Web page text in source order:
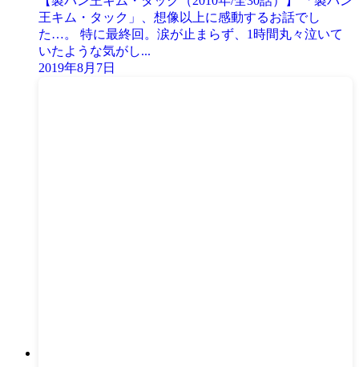
王キム・タック」、想像以上に感動するお話でし
た…。 特に最終回。涙が止まらず、1時間丸々泣いて
いたような気がし...
2019年8月7日